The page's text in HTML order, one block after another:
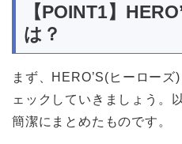
【POINT1】
は？
まず、HERO’S(ヒーロー
ェックしていきましょう。
簡潔にまとめたものです。